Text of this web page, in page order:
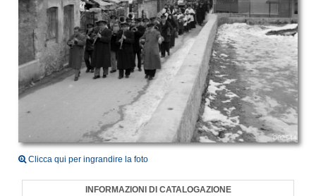
Clicca qui per ingrandire la foto
INFORMAZIONI DI CATALOGAZIONE